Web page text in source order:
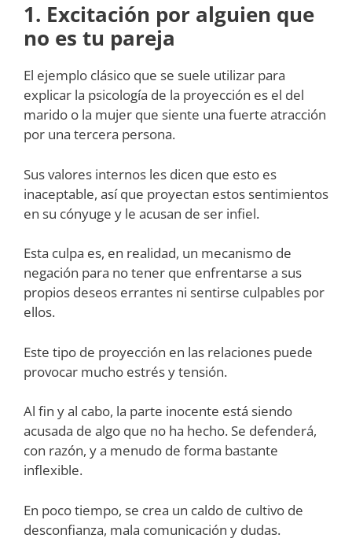
1. Excitación por alguien que
no es tu pareja
El ejemplo clásico que se suele utilizar para
explicar la psicología de la proyección es el del
marido o la mujer que siente una fuerte atracción
por una tercera persona.
Sus valores internos les dicen que esto es
inaceptable, así que proyectan estos sentimientos
en su cónyuge y le acusan de ser infiel.
Esta culpa es, en realidad, un mecanismo de
negación para no tener que enfrentarse a sus
propios deseos errantes ni sentirse culpables por
ellos.
Este tipo de proyección en las relaciones puede
provocar mucho estrés y tensión.
Al fin y al cabo, la parte inocente está siendo
acusada de algo que no ha hecho. Se defenderá,
con razón, y a menudo de forma bastante
inflexible.
En poco tiempo, se crea un caldo de cultivo de
desconfianza, mala comunicación y dudas.